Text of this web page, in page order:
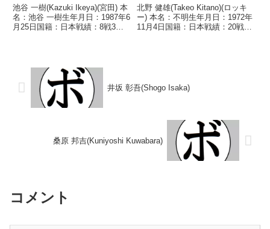
池谷 一樹(Kazuki Ikeya)(宮田) 本
名：池谷 一樹生年月日：1987年6
月25日国籍：日本戦績：8戦3勝
子)2019/02/09 ...
北野 健雄(Takeo Kitano)(ロッキ
ー) 本名：不明生年月日：1972年
11月4日国籍：日本戦績：20戦12
井坂 彰吾(Shogo Isaka)
桑原 邦吉(Kuniyoshi Kuwabara)
コメント